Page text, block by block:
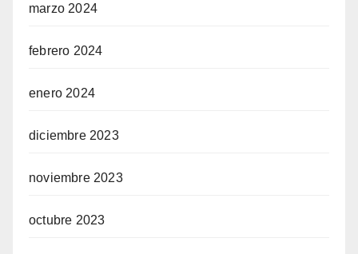
marzo 2024
febrero 2024
enero 2024
diciembre 2023
noviembre 2023
octubre 2023